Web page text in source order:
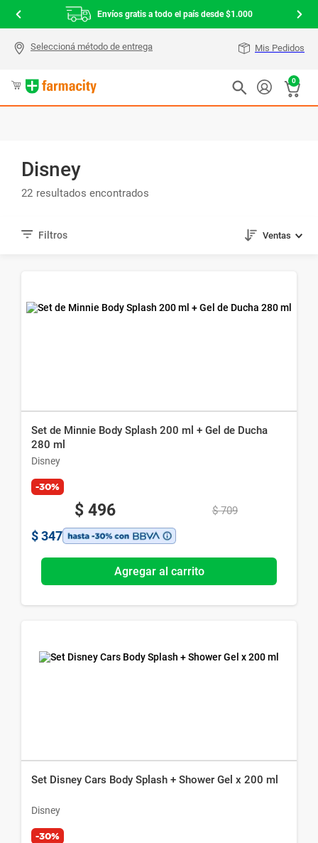
Envíos gratis a todo el país desde $1.000
Mis Pedidos
0
Disney
22
Ventas
Set de Minnie Body Splash 200 ml + Gel de Ducha
280 ml
Disney
-30%
$ 496 $ 709
$ 347
Agregar al carrito
Set Disney Cars Body Splash + Shower Gel x 200 ml
Disney
-30%